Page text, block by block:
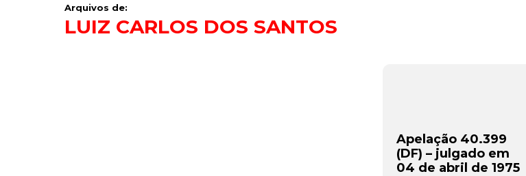
Arquivos de:
LUIZ CARLOS DOS SANTOS
Apelação 40.399
(DF) – julgado em
04 de abril de 1975